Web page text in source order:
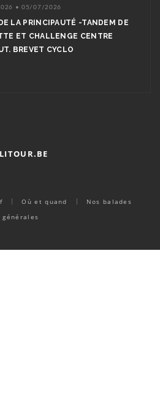
• 05/07/2026
LA PRINCIPAUTÉ -TANDEM DE
ET CHALLENGE CENTRE
BREVET CYCLO
Où et quand
Nos balades